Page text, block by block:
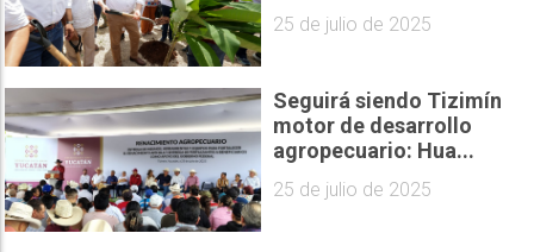
25 de julio de 2025
Seguirá siendo Tizimín
motor de desarrollo
agropecuario: Hua...
25 de julio de 2025